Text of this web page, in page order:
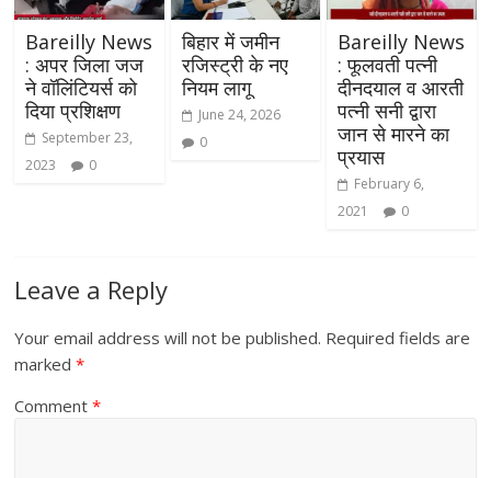
Bareilly News
: अपर जिला जज
ने वॉलिंटियर्स को
दिया प्रशिक्षण
September 23,
2023
0
बिहार में जमीन
रजिस्ट्री के नए
नियम लागू
June 24, 2026
0
Bareilly News
: फूलवती पत्नी
दीनदयाल व आरती
पत्नी सनी द्वारा
जान से मारने का
प्रयास
February 6,
2021
0
Leave a Reply
Your email address will not be published. Required fields are
marked*
Comment*